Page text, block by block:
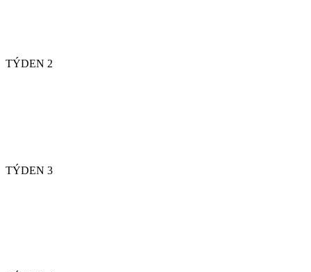
TÝDEN 2
TÝDEN 3